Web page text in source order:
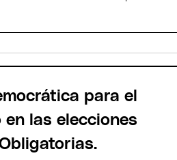
para el
las elecciones